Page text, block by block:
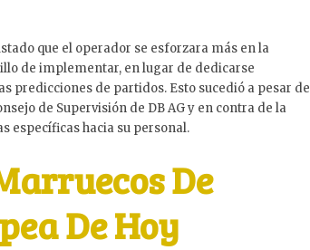
que el operador se esforzara más en la
de implementar, en lugar de dedicarse
predicciones de partidos. Esto sucedió a pesar de
de Supervisión de DB AG y en contra de la
específicas hacia su personal.
De
De Hoy